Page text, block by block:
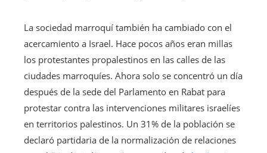
La sociedad marroquí también ha cambiado con el
acercamiento a Israel. Hace pocos años eran millas
los protestantes propalestinos en las calles de las
ciudades marroquíes. Ahora solo se concentró un día
después de la sede del Parlamento en Rabat para
protestar contra las intervenciones militares israelíes
en territorios palestinos. Un 31% de la población se
declaró partidaria de la normalización de relaciones